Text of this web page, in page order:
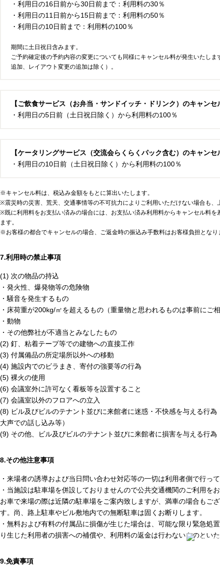
・利用日の16日前から30日前まで：利用料の30％
・利用日の11日前から15日前まで：利用料の50％
・利用日の10日前まで：利用料の100％
期間に土日祝日含みます。
ご予約確定後の予約内容の変更についても同様にキャンセル料が発生いたし
追加、レイアウト変更の追加は除く）。
【ご飲食サービス（お弁当・サンドイッチ・ドリンク）のキャンセ
・利用日の5日前（土日祝日除く）から利用料の100％
【ケータリングサービス（交流会らくらくパック含む）のキャンセ
・利用日の10日前（土日祝日除く）から利用料の100％
※キャンセル料は、税込み金額をもとに算出いたします。
※震災時の災害、荒天、交通事情等の不可抗力によりご利用いただけない場合も、
※既に利用料をお支払い済みの場合には、お支払い済み利用料からキャンセル料
ます。
※お客様の都合でキャンセルの場合、ご返金時の振込み手数料はお客様負担となり
7.利用時の禁止事項
(1) 次の物品の持込
・発火性、爆発物等の危険物
・騒音を発生するもの
・床荷重が200kg/㎡を超えるもの（重量物と思われるものは事前にご
・動物
・その他弊社が不適当とみなしたもの
(2) 釘、粘着テープ等での建物への直接工作
(3) 付属備品の所定場所以外への移動
(4) 施設内でのビラまき、寄付の強要等の行為
(5) 裸火の使用
(6) 会議室外に許可なく看板等を設置すること
(7) 会議室以外のフロアへの立入
(8) ビル及びビルのテナント並びに来館者に迷惑・不快感を与える行
大声での話し込み等）
(9) その他、ビル及びビルのテナント並びに来館者に損害を与える行為
8.その他注意事項
・来場者の誘導および当日問い合わせ対応等の一切は利用者側で行っ
・当施設は駐車場を併設しておりませんので公共交通機関のご利用を
お車で来場の際は近隣の駐車場をご案内致しますが、満車の場合もご
す。尚、路上駐車やビル敷地内での無断駐車は固くお断りします。
・無料および有料の付属品に損傷が生じた場合は、可能な限り緊急処
り生じた利用者の損害への補償や、利用料の返金は行わないものとい
9.免責事項